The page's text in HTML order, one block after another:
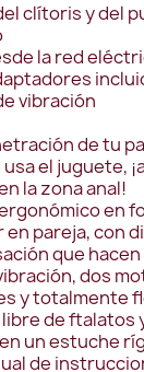
clítoris y del
la red
vibración
de tu
el juguete,
la zona anal!
en
en pareja, con
que
dos
y totalmente
libre de ftalatos
un estuche
de